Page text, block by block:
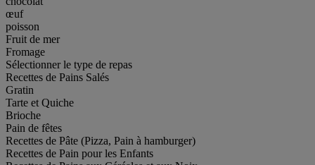
œuf
poisson
Fruit de mer
Fromage
Sélectionner le type de repas
Recettes de Pains Salés
Gratin
Tarte et Quiche
Brioche
Pain de fêtes
Recettes de Pâte (Pizza, Pain à hamburger)
Recettes de Pain pour les Enfants